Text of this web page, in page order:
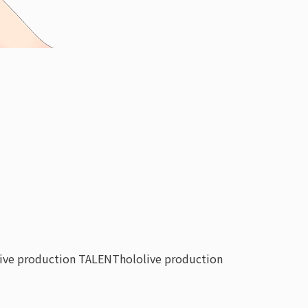
production TALENThololive production